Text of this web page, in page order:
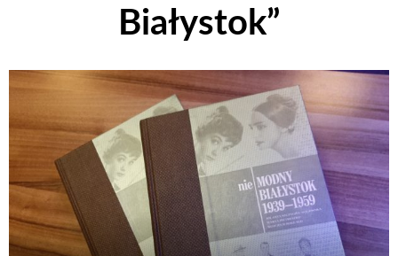
Białystok”
Odtwarzacz
dźwiękowych